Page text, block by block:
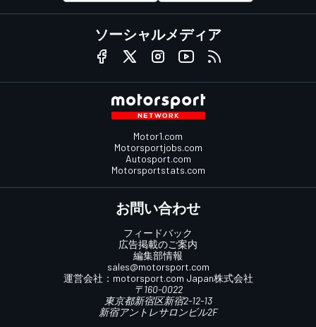
ソーシャルメディア
Motor1.com
Motorsportjobs.com
Autosport.com
Motorsportstats.com
お問い合わせ
フィードバック
広告掲載のご案内
編集部情報
sales@motorsport.com
運営会社： motorsport.com Japan株式会社
〒160-0022
東京都新宿区新宿2-12-13
新宿アントレサロンビル2F